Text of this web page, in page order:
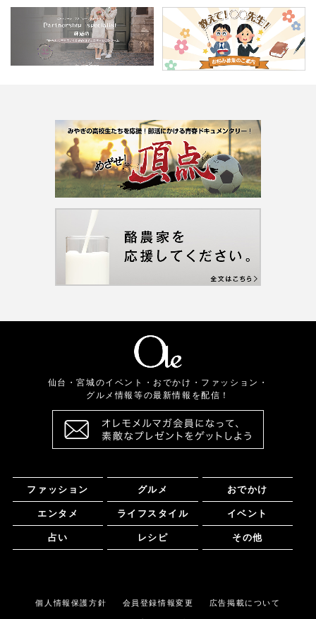
仙台・宮城のイベント・おでかけ・ファッション・
グルメ情報等の最新情報を配信！
ファッション グルメ おでかけ
エンタメ ライフスタイル イベント
占い レシピ その他
個人情報保護方針 会員登録情報変更 広告掲載について